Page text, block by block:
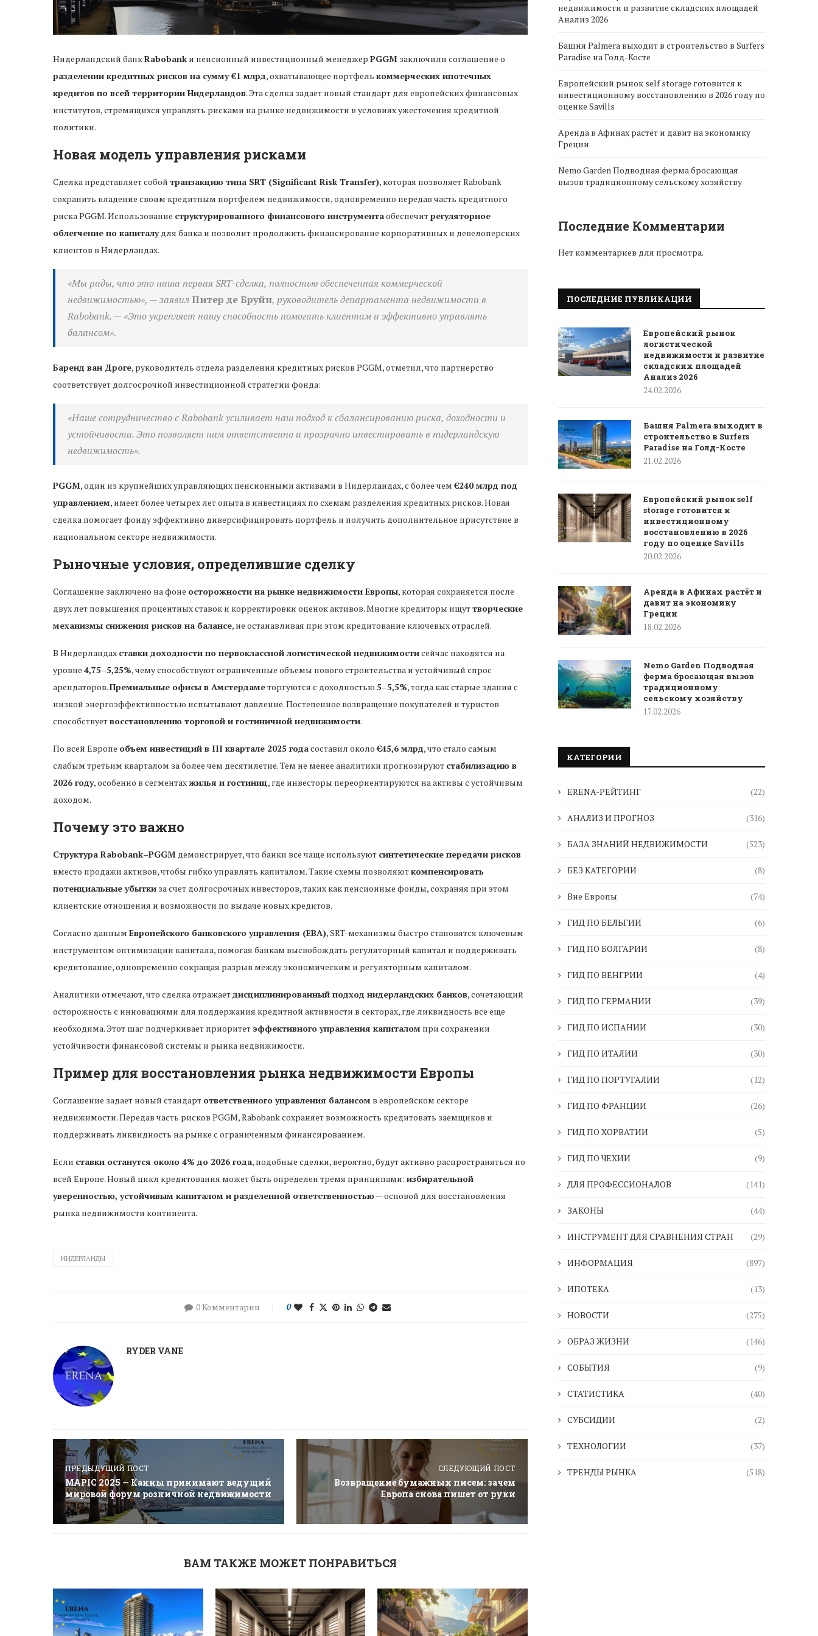
Нидерландский банкRabobank и пенсионный инвестиционный менеджер PGGM заключили соглашение о
разделении кредитных рисков на сумму €1 млрд, охватывающее портфель коммерческих ипотечных
кредитов по всей территории Нидерландов. Эта сделка задает новый стандарт для европейских финансовых
институтов, стремящихся управлять рисками на рынке недвижимости в условиях ужесточения кредитной
политики.
Новая модель управления рисками
Сделка представляет собой транзакцию типа SRT (Significant Risk Transfer), которая позволяет Rabobank
сохранить владение своим кредитным портфелем недвижимости, одновременно передав часть кредитного
риска PGGM. Использование структурированного финансового инструментаобеспечитрегуляторное
облегчение по капиталудля банка и позволит продолжить финансирование корпоративных и девелоперских
клиентов в Нидерландах.
«Мы рады, что это наша первая SRT-сделка, полностью обеспеченная коммерческой
недвижимостью», — заявил Питер де Бруйн, руководитель департамента недвижимости в
Rabobank. — «Это укрепляет нашу способность помогать клиентам и эффективно управлять
балансом».
Баренд ван Дроге, руководитель отдела разделения кредитных рисков PGGM, отметил, что партнерство
соответствует долгосрочной инвестиционной стратегии фонда:
«Наше сотрудничество с Rabobank усиливает наш подход к сбалансированию риска, доходности и
устойчивости. Это позволяет нам ответственно и прозрачно инвестировать в нидерландскую
недвижимость».
PGGM, один из крупнейших управляющих пенсионными активами в Нидерландах, с более чем€240 млрд под
управлением, имеет более четырех лет опыта в инвестициях по схемам разделения кредитных рисков. Новая
сделка помогает фонду эффективно диверсифицировать портфель и получить дополнительное присутствие в
национальном секторе недвижимости.
Рыночные условия, определившие сделку
Соглашение заключено на фоне осторожности на рынке недвижимости Европы, которая сохраняется после
двух лет повышения процентных ставок и корректировки оценок активов. Многие кредиторы ищуттворческие
механизмы снижения рисков на балансе, не останавливая при этом кредитование ключевых отраслей.
В Нидерландах ставки доходности по первоклассной логистической недвижимостисейчас находятся на
уровне 4,75–5,25%, чему способствуют ограниченные объемы нового строительства и устойчивый спрос
арендаторов.Премиальные офисы в Амстердаметоргуются с доходностью 5–5,5%, тогда как старые здания с
низкой энергоэффективностью испытывают давление. Постепенное возвращение покупателей и туристов
способствуетвосстановлению торговой и гостиничной недвижимости.
По всей Европе объем инвестиций в III квартале 2025 годасоставил около€45,6 млрд, что стало самым
слабым третьим кварталом за более чем десятилетие. Тем не менее аналитики прогнозируют стабилизацию в
2026 году, особенно в сегментахжилья и гостиниц, где инвесторы переориентируются на активы с устойчивым
доходом.
Почему это важно
Структура Rabobank–PGGM демонстрирует, что банки все чаще используют синтетические передачи рисков
вместо продажи активов, чтобы гибко управлять капиталом. Такие схемы позволяюткомпенсировать
потенциальные убытки за счет долгосрочных инвесторов, таких как пенсионные фонды, сохраняя при этом
клиентские отношения и возможности по выдаче новых кредитов.
Согласно данным Европейского банковского управления (EBA), SRT-механизмы быстро становятся ключевым
инструментом оптимизации капитала, помогая банкам высвобождать регуляторный капитал и поддерживать
кредитование, одновременно сокращая разрыв между экономическим и регуляторным капиталом.
Аналитики отмечают, что сделка отражаетдисциплинированный подход нидерландских банков, сочетающий
осторожность с инновациями для поддержания кредитной активности в секторах, где ликвидность все еще
необходима. Этот шаг подчеркивает приоритет эффективного управления капиталом при сохранении
устойчивости финансовой системы и рынка недвижимости.
Пример для восстановления рынка недвижимости Европы
Соглашение задает новый стандарт ответственного управления балансом в европейском секторе
недвижимости. Передав часть рисков PGGM, Rabobank сохраняет возможность кредитовать заемщиков и
поддерживать ликвидность на рынке с ограниченным финансированием.
Если ставки останутся около 4% до 2026 года, подобные сделки, вероятно, будут активно распространяться по
всей Европе. Новый цикл кредитования может быть определен тремя принципами: избирательной
уверенностью, устойчивым капиталом и разделенной ответственностью— основой для восстановления
рынка недвижимости континента.
НИДЕРЛАНДЫ
0 Комментарии 0
RYDER VANE
ПРЕДЫДУЩИЙ ПОСТ
MAPIC 2025 — Канны принимают ведущий
мировой форум розничной недвижимости
СЛЕДУЮЩИЙ ПОСТ
Возвращение бумажных писем: зачем
Европа снова пишет от руки
ВАМ ТАКЖЕ МОЖЕТ ПОНРАВИТЬСЯ
недвижимости и развитие складских площадей
Анализ 2026
Башня Palmera выходит в строительство в Surfers
Paradise на Голд-Косте
Европейский рынок self storage готовится к
инвестиционному восстановлению в 2026 году по
оценке Savills
Аренда в Афинах растёт и давит на экономику
Греции
Nemo Garden Подводная ферма бросающая
вызов традиционному сельскому хозяйству
Последние Комментарии
Нет комментариев для просмотра.
ПОСЛЕДНИЕ ПУБЛИКАЦИИ
Европейский рынок
логистической
недвижимости и развитие
складских площадей
Анализ 2026
24.02.2026
Башня Palmera выходит в
строительство в Surfers
Paradise на Голд-Косте
21.02.2026
Европейский рынок self
storage готовится к
инвестиционному
восстановлению в 2026
году по оценке Savills
20.02.2026
Аренда в Афинах растёт и
давит на экономику
Греции
18.02.2026
Nemo Garden Подводная
ферма бросающая вызов
традиционному
сельскому хозяйству
17.02.2026
КАТЕГОРИИ
ERENA-РЕЙТИНГ (22)
АНАЛИЗ И ПРОГНОЗ (316)
БАЗА ЗНАНИЙ НЕДВИЖИМОСТИ (523)
БЕЗ КАТЕГОРИИ (8)
Вне Европы (74)
ГИД ПО БЕЛЬГИИ (6)
ГИД ПО БОЛГАРИИ (8)
ГИД ПО ВЕНГРИИ (4)
ГИД ПО ГЕРМАНИИ (39)
ГИД ПО ИСПАНИИ (30)
ГИД ПО ИТАЛИИ (30)
ГИД ПО ПОРТУГАЛИИ (12)
ГИД ПО ФРАНЦИИ (26)
ГИД ПО ХОРВАТИИ (5)
ГИД ПО ЧЕХИИ (9)
ДЛЯ ПРОФЕССИОНАЛОВ (141)
ЗАКОНЫ (44)
ИНСТРУМЕНТ ДЛЯ СРАВНЕНИЯ СТРАН (29)
ИНФОРМАЦИЯ (897)
ИПОТЕКА (13)
НОВОСТИ (275)
ОБРАЗ ЖИЗНИ (146)
СОБЫТИЯ (9)
СТАТИСТИКА (40)
СУБСИДИИ (2)
ТЕХНОЛОГИИ (37)
ТРЕНДЫ РЫНКА (518)